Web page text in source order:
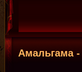
Амальгама